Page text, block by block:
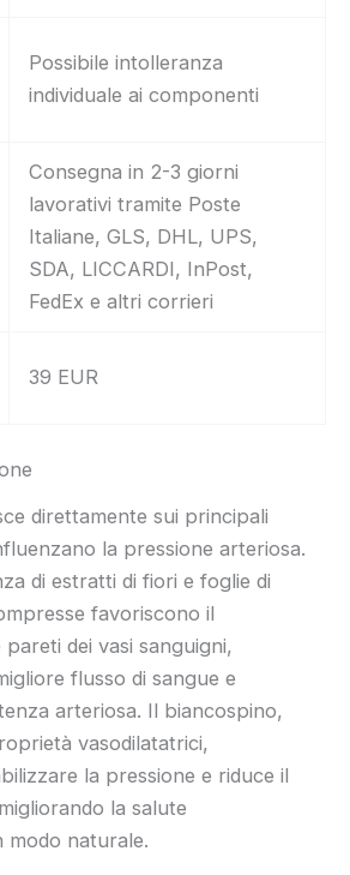
Possibile intolleranza
individuale ai componenti
Consegna in 2-3 giorni
lavorativi tramite Poste
Italiane, GLS, DHL, UPS,
SDA, LICCARDI, InPost,
FedEx e altri corrieri
39 EUR
direttamente sui principali
la pressione arteriosa.
di estratti di fiori e foglie di
favoriscono il
dei vasi sanguigni,
flusso di sangue e
arteriosa. Il biancospino,
vasodilatatrici,
la pressione e riduce il
la salute
modo naturale.